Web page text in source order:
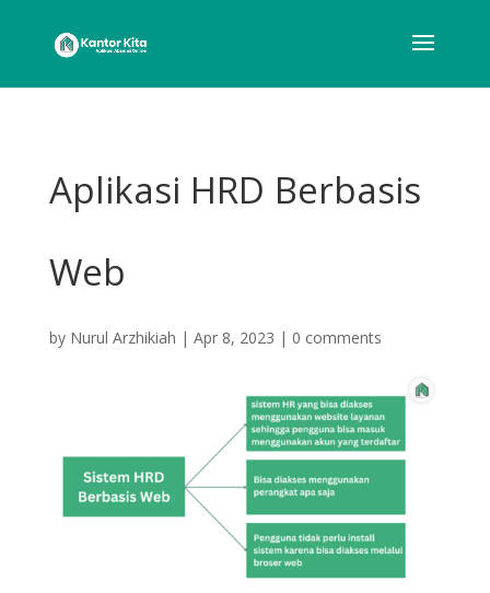
Aplikasi HRD Berbasis
Web
by Nurul Arzhikiah | Apr 8, 2023 | 0 comments